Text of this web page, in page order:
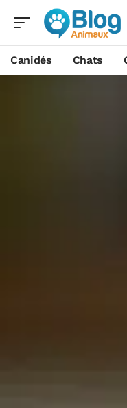
Canidés Chats